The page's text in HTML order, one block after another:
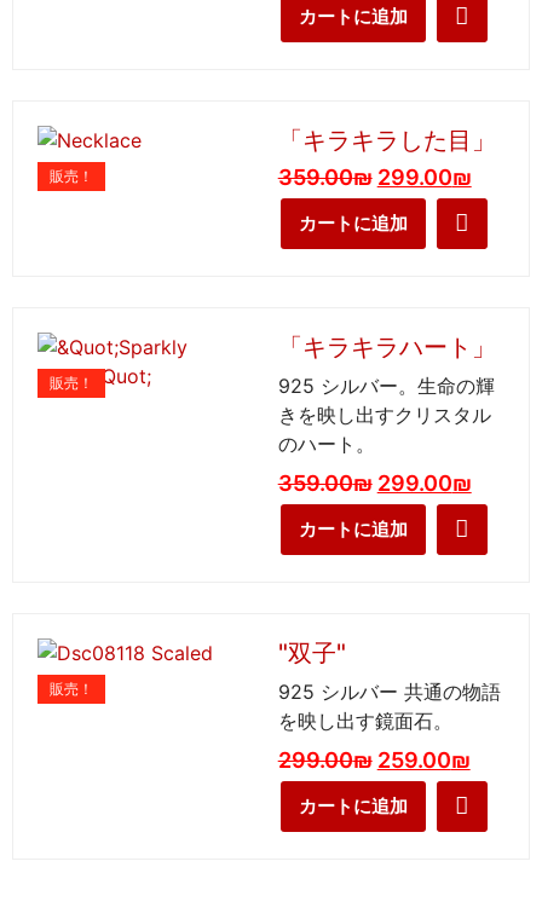
カートに追加
販売！
「キラキラした目」
359.00₪ 299.00₪
カートに追加
販売！
「キラキラハート」
925 シルバー。生命の輝
きを映し出すクリスタル
のハート。
359.00₪ 299.00₪
カートに追加
販売！
"双子"
925 シルバー 共通の物語
を映し出す鏡面石。
299.00₪ 259.00₪
カートに追加